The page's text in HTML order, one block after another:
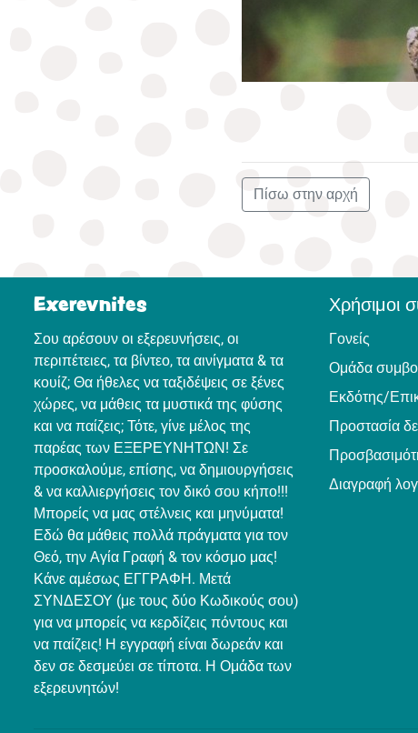
Πίσω στην αρχή
Exerevnites
Σου αρέσουν οι εξερευνήσεις, οι
περιπέτειες, τα βίντεο, τα αινίγματα & τα
κουίζ; Θα ήθελες να ταξιδέψεις σε ξένες
χώρες, να μάθεις τα μυστικά της φύσης
και να παίζεις; Τότε, γίνε μέλος της
παρέας των ΕΞΕΡΕΥΝΗΤΩΝ! Σε
προσκαλούμε, επίσης, να δημιουργήσεις
& να καλλιεργήσεις τον δικό σου κήπο!!!
Μπορείς να μας στέλνεις και μηνύματα!
Εδώ θα μάθεις πολλά πράγματα για τον
Θεό, την Αγία Γραφή & τον κόσμο μας!
Κάνε αμέσως ΕΓΓΡΑΦΗ. Μετά
ΣΥΝΔΕΣΟΥ (με τους δύο Κωδικούς σου)
για να μπορείς να κερδίζεις πόντους και
να παίζεις! Η εγγραφή είναι δωρεάν και
δεν σε δεσμεύει σε τίποτα. Η Ομάδα των
εξερευνητών!
Χρήσιμοι
Γονείς
Ομάδα
Εκδότης/
Προστασία
Διαγραφή